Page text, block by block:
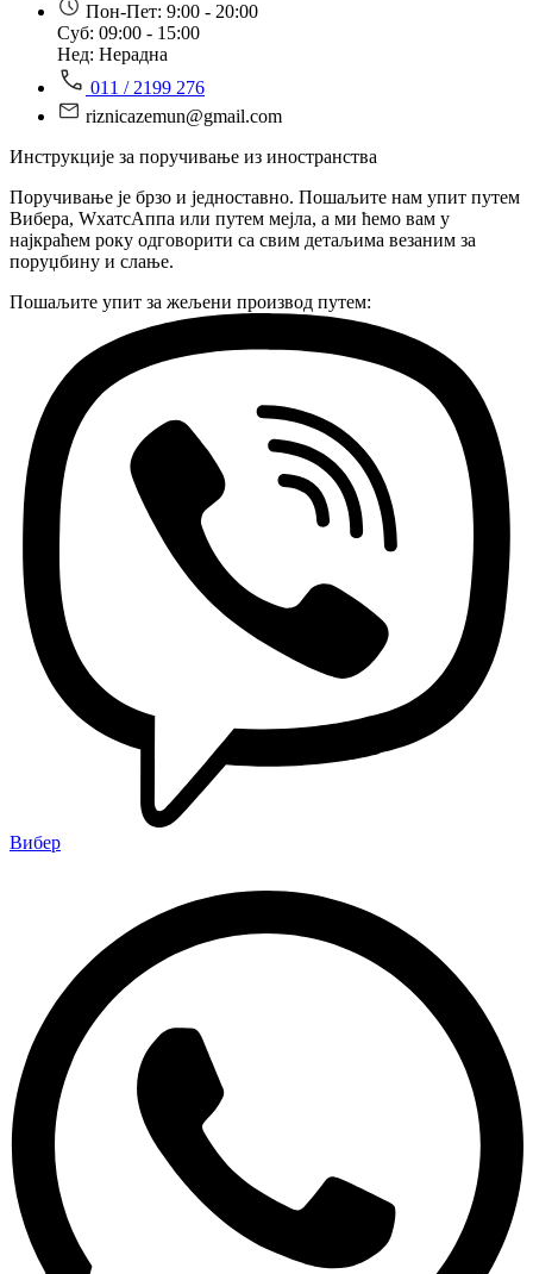
Пон-Пет: 9:00 - 20:00
Суб: 09:00 - 15:00
Нед: Нерадна
011 / 2199 276
riznicazemun@gmail.com
Инструкције за поручивање из иностранства
Поручивање је брзо и једноставно. Пошаљите нам упит путем
Вибера, WхатсАппа или путем мејла, а ми ћемо вам у
најкраћем року одговорити са свим детаљима везаним за
поруџбину и слање.
Пошаљите упит за жељени производ путем:
Вибер